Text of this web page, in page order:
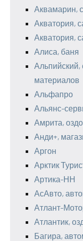
Аквамарин,
Акватория,
Акватория,
Алиса, баня
Альпийский,
материалов
Альфапро
Альянс-
Амрита,
Анди+,
Аргон
Арктик
Артика-НН
АсАвто,
Атлант-
Атлантик,
Багира,